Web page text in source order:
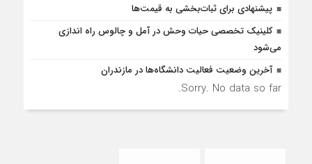
پیشنهادی برای ثبات‌بخشی به قیمت‌ها
کلینیک تخصصی حیات وحش در آمل و چالوس راه اندازی
می‌شود
آخرین وضعیت فعالیت دانشگاه‌ها در مازندران
Sorry. No data so far.